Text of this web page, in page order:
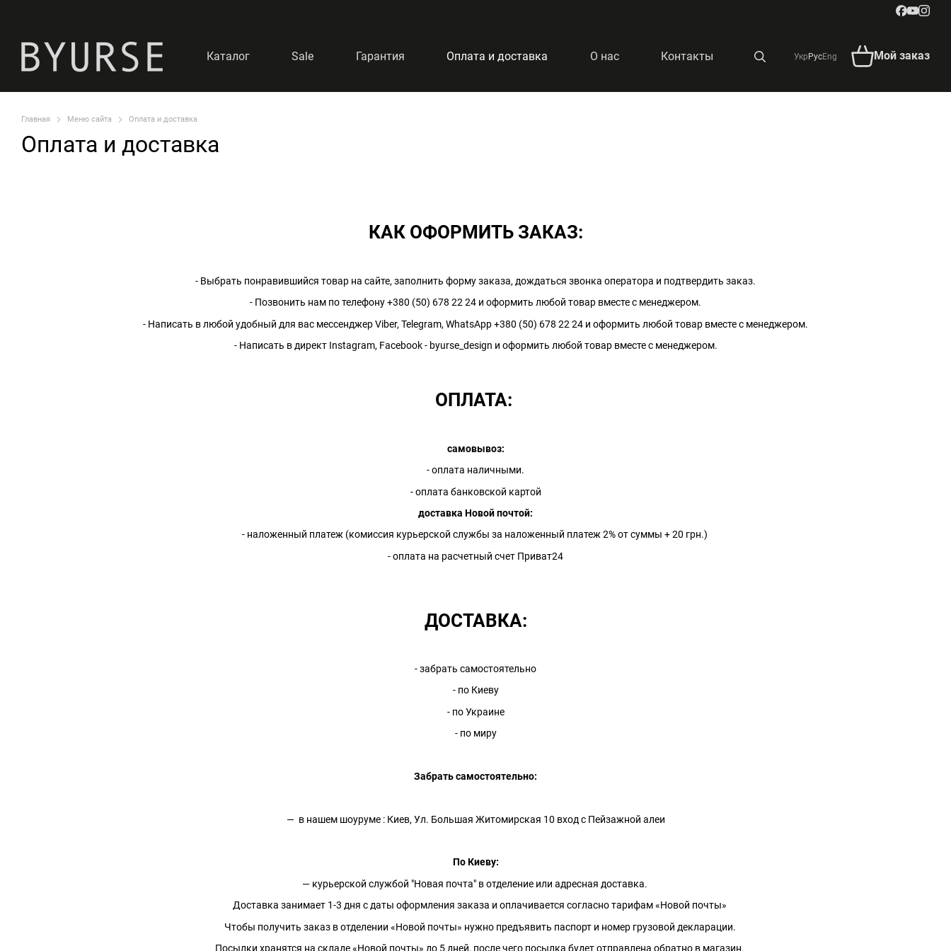
Каталог Sale Гарантия Оплата и доставка О нас Контакты Укр РусEng Мой заказ
Главная Меню сайта Оплата и доставка
Оплата и доставка
КАК ОФОРМИТЬ ЗАКАЗ:
- Выбрать понравившийся товар на сайте, заполнить форму заказа, дождаться звонка оператора и подтвердить заказ.
- Позвонить нам по телефону +380 (50) 678 22 24 и оформить любой товар вместе с менеджером.
- Написать в любой удобный для вас мессенджер Viber, Telegram, WhatsApp +380 (50) 678 22 24 и оформить любой товар вместе с менеджером.
- Написать в директ Instagram, Facebook - byurse_design и оформить любой товар вместе с менеджером.
ОПЛАТА:
самовывоз:
- оплата наличными.
- оплата банковской картой
доставка Новой почтой:
- наложенный платеж (комиссия курьерской службы за наложенный платеж 2% от суммы + 20 грн.)
- оплата на расчетный счет Приват24
ДОСТАВКА:
- забрать самостоятельно
- по Киеву
- по Украине
- по миру
Забрать самостоятельно:
— в нашем шоуруме : Киев, Ул. Большая Житомирская 10 вход с Пейзажной алеи
По Киеву:
— курьерской службой "Новая почта" в отделение или адресная доставка.
Доставка занимает 1-3 дня с даты оформления заказа и оплачивается согласно тарифам «Новой почты»
Чтобы получить заказ в отделении «Новой почты» нужно предъявить паспорт и номер грузовой декларации.
Посылки хранятся на складе «Новой почты» до 5 дней, после чего посылка будет отправлена обратно в магазин.